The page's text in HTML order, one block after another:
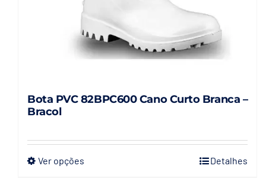
Bota PVC 82BPC600 Cano Curto Branca –
Bracol
Ver opçõesEste
Detalhes